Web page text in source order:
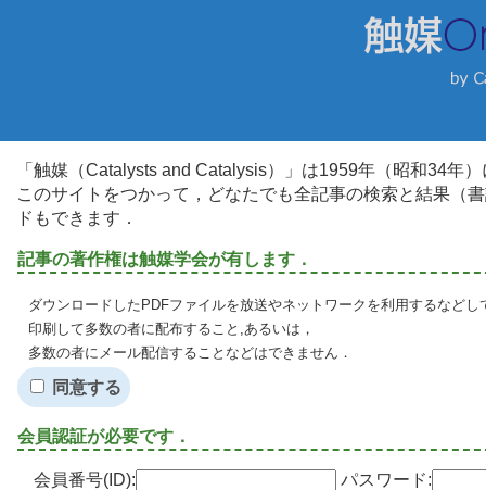
「触媒（Catalysts and Catalysis）」は1959年（昭和34年
このサイトをつかって，どなたでも全記事の検索と結果（
ドもできます．
記事の著作権は触媒学会が有します．
ダウンロードしたPDFファイルを放送やネットワークを利用するなど
印刷して多数の者に配布すること,あるいは，
多数の者にメール配信することなどはできません．
同意する
会員認証が必要です．
会員番号(ID): パスワード: